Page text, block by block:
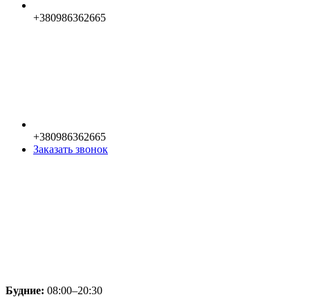
+380986362665
+380986362665
Заказать звонок
Будние: 08:00–20:30